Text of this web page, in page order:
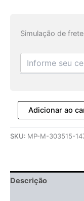
Simulação de frete
Adicionar ao
SKU: MP-M-303515-
Descrição